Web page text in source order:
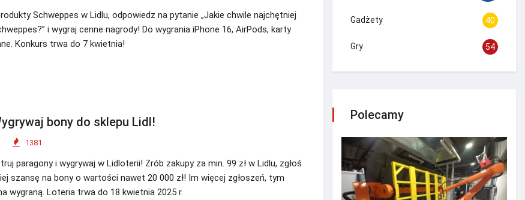
Schweppes w Lidlu, odpowiedz na pytanie „Jakie chwile najchętniej
i wygraj cenne nagrody! Do wygrania iPhone 16, AirPods, karty
Konkurs trwa do 7 kwietnia!
bony do sklepu Lidl!
1381
paragony i wygrywaj w Lidloterii! Zrób zakupy za min. 99 zł w Lidlu, zgłoś
szansę na bony o wartości nawet 20 000 zł! Im więcej zgłoszeń, tym
wygraną. Loteria trwa do 18 kwietnia 2025 r.
Gadżety 40
Gry 54
Polecamy